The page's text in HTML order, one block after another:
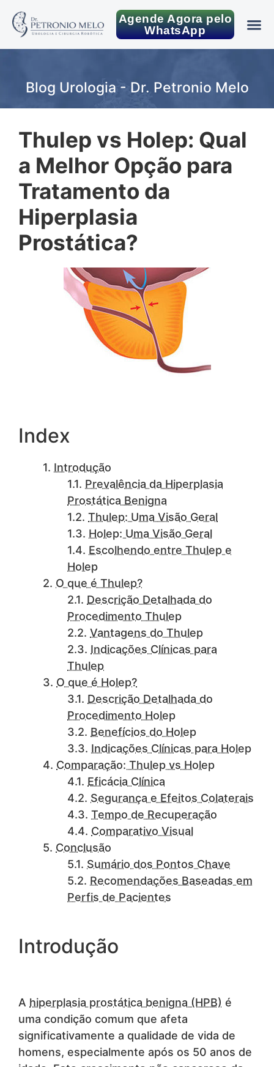
Agende Agora pelo
WhatsApp
Blog Urologia - Dr. Petronio Melo
Thulep vs Holep: Qual
a Melhor Opção para
Tratamento da
Hiperplasia
Prostática?
Index
Introdução
Prevalência da Hiperplasia
Prostática Benigna
Thulep: Uma Visão Geral
Holep: Uma Visão Geral
Escolhendo entre Thulep e
Holep
O que é Thulep?
Descrição Detalhada do
Procedimento Thulep
Vantagens do Thulep
Indicações Clínicas para
Thulep
O que é Holep?
Descrição Detalhada do
Procedimento Holep
Benefícios do Holep
Indicações Clínicas para Holep
Comparação: Thulep vs Holep
Eficácia Clínica
Segurança e Efeitos Colaterais
Tempo de Recuperação
Comparativo Visual
Conclusão
Sumário dos Pontos Chave
Recomendações Baseadas em
Perfis de Pacientes
Introdução
A hiperplasia prostática benigna (HPB) é
uma condição comum que afeta
significativamente a qualidade de vida de
homens, especialmente após os 50 anos de